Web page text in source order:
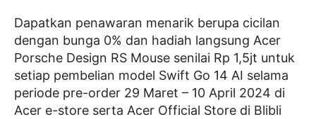
Dapatkan penawaran menarik berupa cicilan
dengan bunga 0% dan hadiah langsung Acer
Porsche Design RS Mouse senilai Rp 1,5jt untuk
setiap pembelian model Swift Go 14 AI selama
periode pre-order 29 Maret – 10 April 2024 di
Acer e-store serta Acer Official Store di Blibli